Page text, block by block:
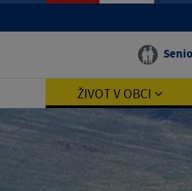
ŽIVOT V OBCI